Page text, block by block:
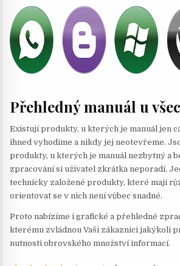
Přehledný manuál u
Existují produkty, u kterých je manuál jen
ihned vyhodíme a nikdy jej neotevřeme.
produkty, u kterých je manuál nezbytný a
zpracování si uživatel zkrátka neporadí.
technicky založené produkty, které mají
orientovat se v nich není vůbec snadné.
Proto nabízíme i grafické a přehledné
kterému zvládnou Vaši zákaznici jakýkoli
nutnosti obrovského množství informací.